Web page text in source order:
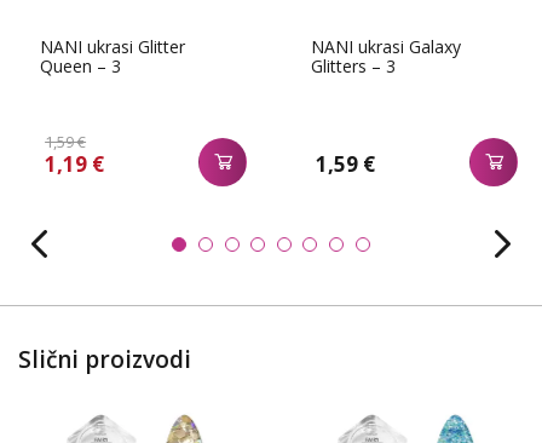
NANI ukrasi Glitter
Queen – 3
1,59 €
1,19 €
NANI ukrasi Galaxy
Glitters – 3
1,59 €
Slični proizvodi